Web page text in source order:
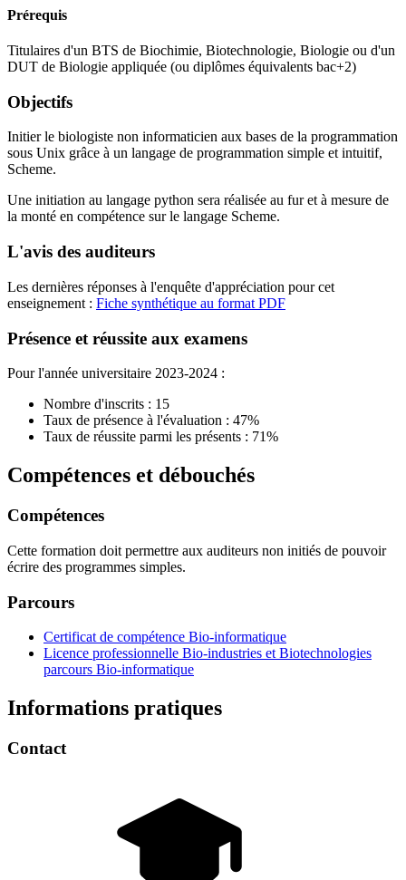
Prérequis
Titulaires d'un BTS de Biochimie, Biotechnologie, Biologie ou d'un
DUT de Biologie appliquée (ou diplômes équivalents bac+2)
Objectifs
Initier le biologiste non informaticien aux bases de la programmation
sous Unix grâce à un langage de programmation simple et intuitif,
Scheme.
Une initiation au langage python sera réalisée au fur et à mesure de
la monté en compétence sur le langage Scheme.
L'avis des auditeurs
Les dernières réponses à l'enquête d'appréciation pour cet
enseignement : Fiche synthétique au format PDF
Présence et réussite aux examens
Pour l'année universitaire 2023-2024 :
Nombre d'inscrits : 15
Taux de présence à l'évaluation : 47%
Taux de réussite parmi les présents : 71%
Compétences et débouchés
Compétences
Cette formation doit permettre aux auditeurs non initiés de pouvoir
écrire des programmes simples.
Parcours
Certificat de compétence Bio-informatique
Licence professionnelle Bio-industries et Biotechnologies
parcours Bio-informatique
Informations pratiques
Contact